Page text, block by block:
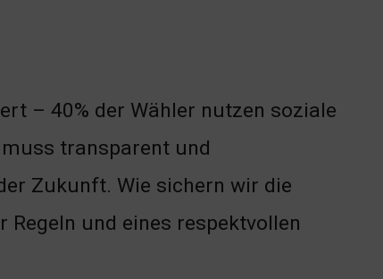
– 40% der Wähler nutzen soziale
transparent und
Zukunft. Wie sichern wir die
Regeln und eines respektvollen